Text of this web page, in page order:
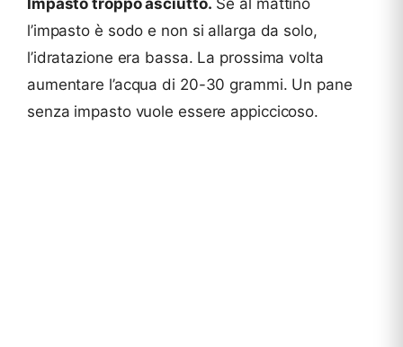
Impasto troppo asciutto. Se al mattino
l’impasto è sodo e non si allarga da solo,
l’idratazione era bassa. La prossima volta
aumentare l’acqua di 20-30 grammi. Un pane
senza impasto vuole essere appiccicoso.